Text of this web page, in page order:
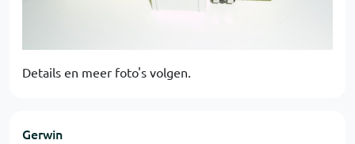
Details en meer foto's volgen.
Gerwin